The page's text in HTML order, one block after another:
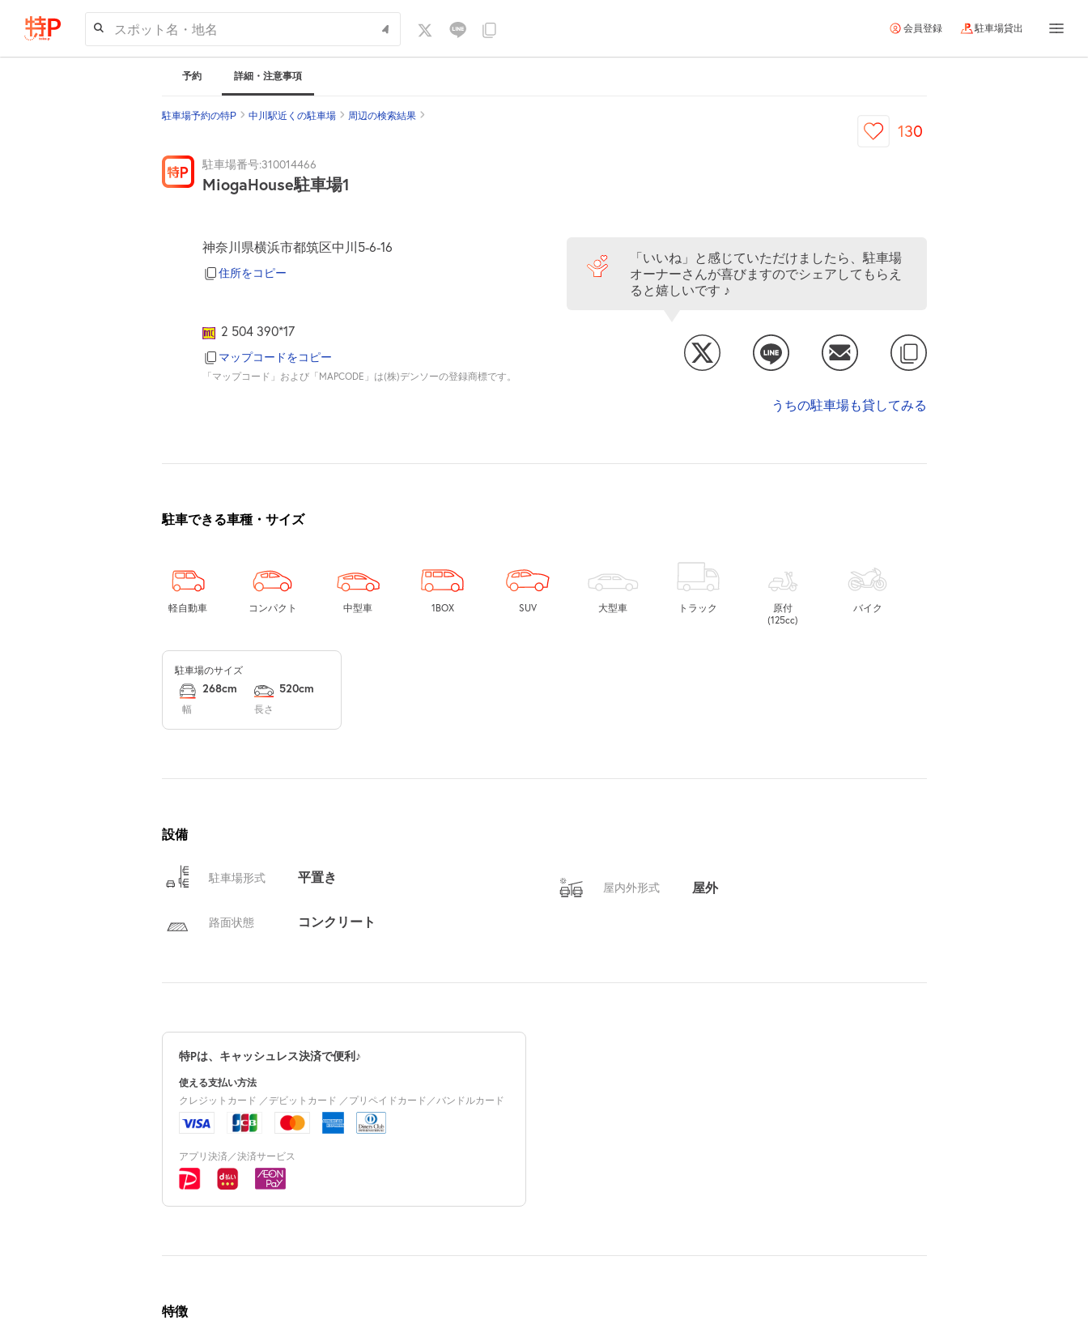
スポット名・地名 会員登録 駐車場貸出
予約 詳細・注意事項
駐車場予約の特P 中川駅近くの駐車場 周辺の検索結果
130
駐車場番号:310014466
MiogaHouse駐車場1
神奈川県横浜市都筑区中川5-6-16
住所をコピー
2 504 390*17
マップコードをコピー
「マップコード」および「MAPCODE」は(株)デンソーの登録商標です。
「いいね」と感じていただけましたら、駐車場
オーナーさんが喜びますのでシェアしてもらえ
ると嬉しいです ♪
うちの駐車場も貸してみる
駐車できる車種・サイズ
軽自動車 コンパクト 中型車 1BOX SUV 大型車 トラック
原付
(125cc)
バイク
駐車場のサイズ
幅
268cm
長さ
520cm
設備
駐車場形式 平置き
屋内外形式 屋外
路面状態 コンクリート
特Pは、キャッシュレス決済で便利♪
使える支払い方法
クレジットカード ／デビットカード ／プリペイドカード／バンドルカード
アプリ決済／決済サービス
特徴